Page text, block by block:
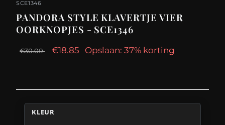
SCE1346
PANDORA STYLE KLAVERTJE VIER
OORKNOPJES - SCE1346
€30.00 €18.85 Opslaan: 37% korting
KLEUR